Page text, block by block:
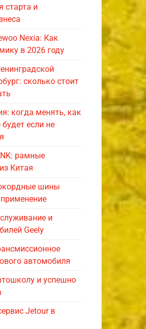
старта и
Nexia: Как
в 2026 году
сколько стоит
когда менять, как
если не
рамные
Китая
шины
и
Geely
автомобиля
и успешно
Jetour в